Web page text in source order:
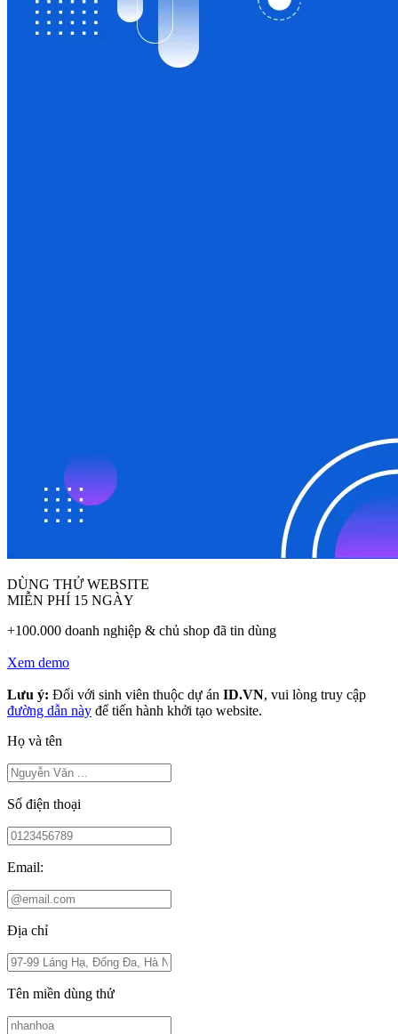
DÙNG THỬ WEBSITE
MIỄN PHÍ 15 NGÀY
+100.000 doanh nghiệp & chủ shop đã tin dùng
Xem demo
Lưu ý: Đối với sinh viên thuộc dự án ID.VN, vui lòng truy cập
đường dẫn này để tiến hành khởi tạo website.
Họ và tên
Số điện thoại
Email:
Địa chỉ
Tên miền dùng thử